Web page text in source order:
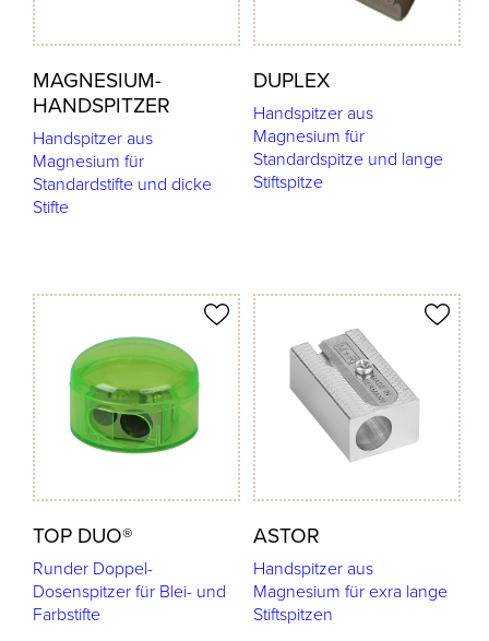
MAGNESIUM-
HANDSPITZER
Handspitzer aus
Magnesium für
Standardstifte und dicke
Stifte
DUPLEX
Handspitzer aus
Magnesium für
Standardspitze und lange
Stiftspitze
TOP DUO®
Runder Doppel-
Dosenspitzer für Blei- und
Farbstifte
merken
ASTOR
Handspitzer aus
Magnesium für exra lange
Stiftspitzen
Produkt merken